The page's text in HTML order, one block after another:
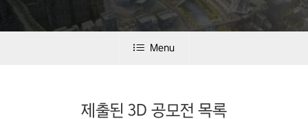
Menu
제출된 3D 공모전 목록